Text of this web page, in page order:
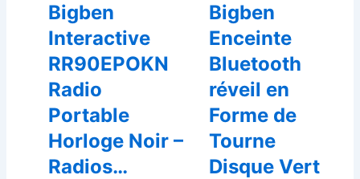
Bigben
Interactive
RR90EPOKN
Radio
Portable
Horloge Noir –
Radios…
Bigben
Enceinte
Bluetooth
réveil en
Forme de
Tourne
Disque Vert